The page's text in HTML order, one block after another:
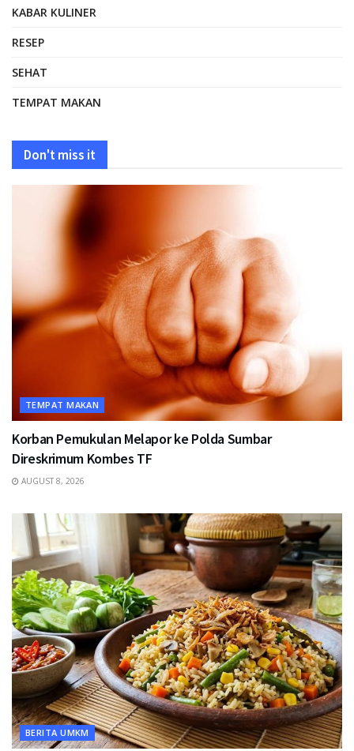
KABAR KULINER
RESEP
SEHAT
TEMPAT MAKAN
Don't miss it
TEMPAT MAKAN
Korban Pemukulan Melapor ke Polda Sumbar
Direskrimum Kombes TF
AUGUST 8, 2026
BERITA UMKM